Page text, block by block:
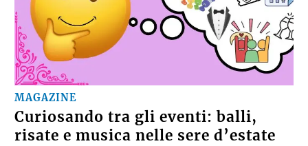
MAGAZINE
Curiosando tra gli eventi: balli,
risate e musica nelle sere d’estate